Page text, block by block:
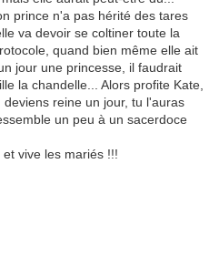
prince n'a pas hérité des tares
va devoir se coltiner toute la
quand bien même elle ait
jour une princesse, il faudrait
la chandelle... Alors profite Kate,
reine un jour, tu l'auras
un peu à un sacerdoce
vive les mariés !!!